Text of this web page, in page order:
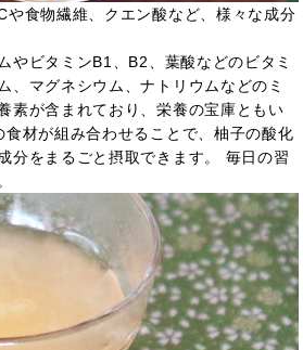
食物繊維、 クエン酸など、様々な成分
やビタミンB1、B2、葉酸などのビタミ
、マグネシウム、ナトリウムなどのミ
素が含まれており、栄養の宝庫ともい
材が組み合わせることで、柚子の酸化
分をまるごと摂取できます。
毎日の習